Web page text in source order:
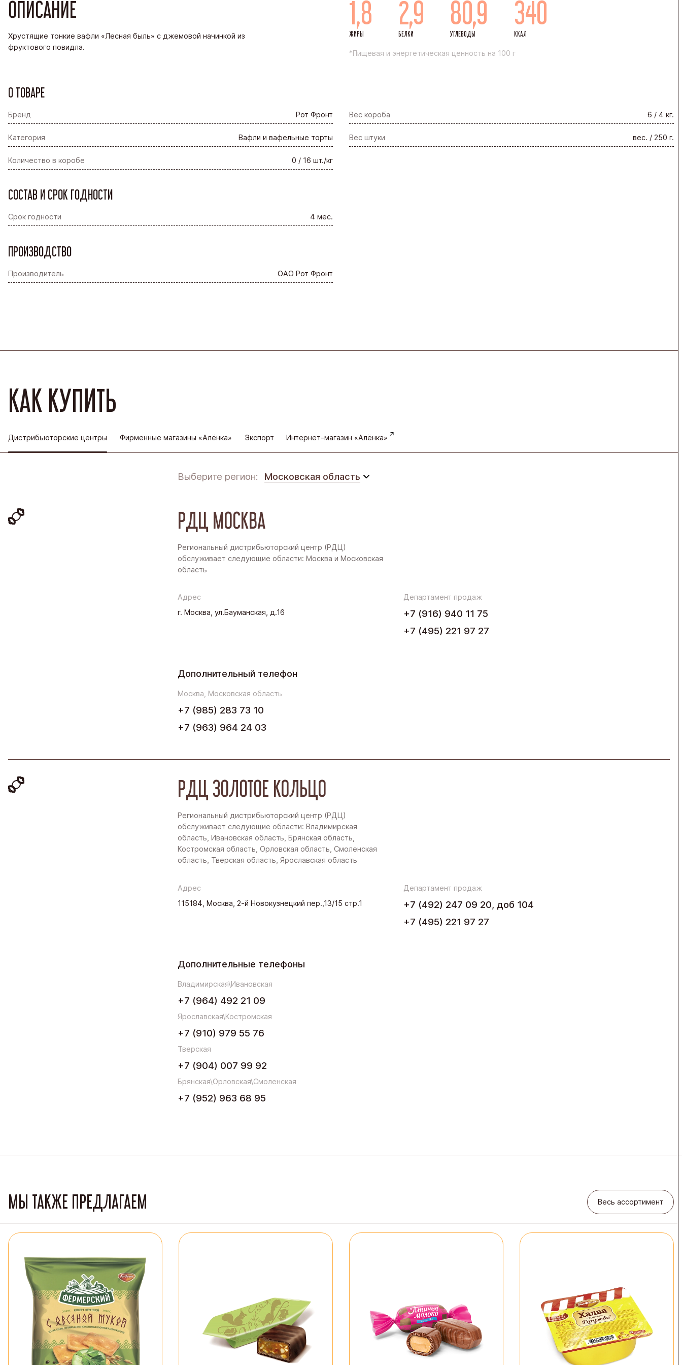
ОПИСАНИЕ
Хрустящие тонкие вафли «Лесная быль» с джемовой начинкой из
фруктового повидла.
1,8
ЖИРЫ
2,9
БЕЛКИ
80,9
УГЛЕВОДЫ
340
ККАЛ
*Пищевая и энергетическая ценность на 100 г
О ТОВАРЕ
Бренд Рот Фронт Вес короба 6 / 4 кг.
Категория Вафли и вафельные торты Вес штуки вес. / 250 г.
Количество в коробе 0 / 16 шт./кг
СОСТАВ И СРОК ГОДНОСТИ
Срок годности 4 мес.
ПРОИЗВОДСТВО
Производитель ОАО Рот Фронт
КАК КУПИТЬ
Дистрибьюторские центры Фирменные магазины «Алёнка» Экспорт Интернет-магазин «Алёнка»
Выберите регион: Московская область
Дальний Восток
Северо-Запад
РДЦ МОСКВА
Региональный дистрибьюторский центр (РДЦ)
обслуживает следующие области: Москва и Московская
область
Адрес
г. Москва, ул.Бауманская, д.16
Департамент продаж
+7 (916) 940 11 75
+7 (495) 221 97 27
Дополнительный телефон
Москва, Московская область
+7 (985) 283 73 10
+7 (963) 964 24 03
РДЦ ЗОЛОТОЕ КОЛЬЦО
Региональный дистрибьюторский центр (РДЦ)
обслуживает следующие области: Владимирская
область, Ивановская область, Брянская область,
Костромская область, Орловская область, Смоленская
область, Тверская область, Ярославская область
Адрес
115184, Москва, 2-й Новокузнецкий пер.,13/15 стр.1
Департамент продаж
+7 (492) 247 09 20, доб 104
+7 (495) 221 97 27
Дополнительные телефоны
Владимирская\Ивановская
+7 (964) 492 21 09
Ярославская\Костромская
+7 (910) 979 55 76
Тверская
+7 (904) 007 99 92
Брянская\Орловская\Смоленская
+7 (952) 963 68 95
МЫ ТАКЖЕ ПРЕДЛАГАЕМ Весь ассортимент